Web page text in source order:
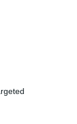
Azores
como